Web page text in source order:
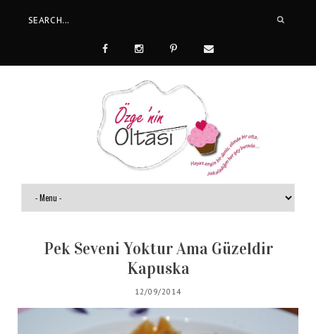
Pek Seveni Yoktur Ama Güzeldir
Kapuska
12/09/2014